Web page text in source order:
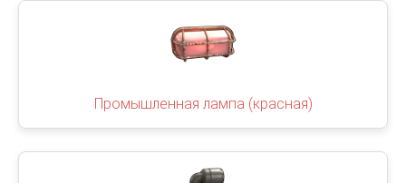
Промышленная лампа (красная)